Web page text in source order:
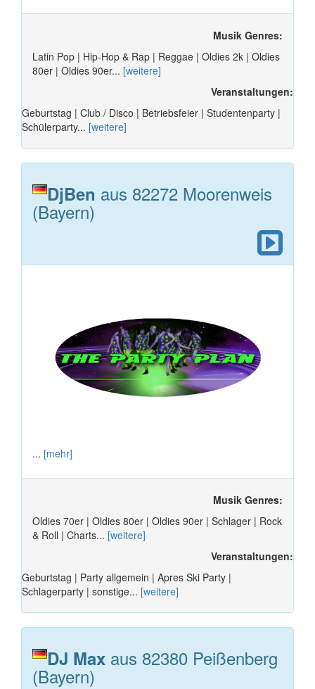
Musik Genres:
Latin Pop | Hip-Hop & Rap | Reggae | Oldies 2k | Oldies
80er | Oldies 90er... [weitere]
Veranstaltungen:
Geburtstag | Club / Disco | Betriebsfeier | Studentenparty |
Schülerparty... [weitere]
DjBen aus 82272 Moorenweis
(Bayern)
... [mehr]
Musik Genres:
Oldies 70er | Oldies 80er | Oldies 90er | Schlager | Rock
& Roll | Charts... [weitere]
Veranstaltungen:
Geburtstag | Party allgemein | Apres Ski Party |
Schlagerparty | sonstige... [weitere]
DJ Max aus 82380 Peißenberg
(Bayern)